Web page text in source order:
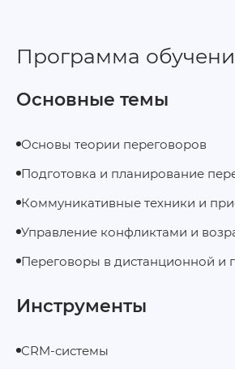
Программа
Основные темы
Основы теории переговоров
Подготовка и планирование
Коммуникативные техники и
Управление конфликтами и
Переговоры в дистанционной и
Инструменты
CRM-системы